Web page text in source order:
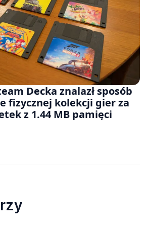
Decka znalazł sposób
fizycznej kolekcji gier za
z 1.44 MB pamięci